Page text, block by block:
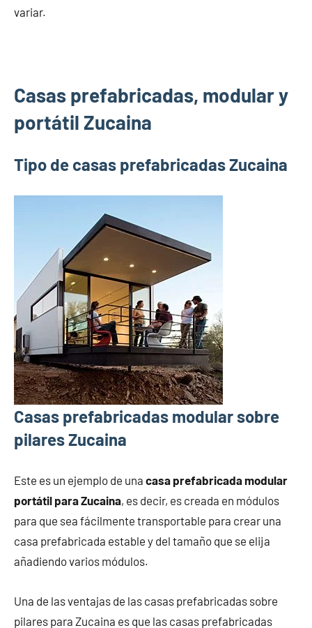
variar.
Casas prefabricadas, modular y
portátil Zucaina
Tipo de casas prefabricadas Zucaina
Casas prefabricadas modular sobre
pilares Zucaina
Este es un ejemplo de una casa prefabricada modular
portátil para Zucaina, es decir, es creada en módulos
para que sea fácilmente transportable para crear una
casa prefabricada estable y del tamaño que se elija
añadiendo varios módulos.
Una de las ventajas de las casas prefabricadas sobre
pilares para Zucaina es que las casas prefabricadas